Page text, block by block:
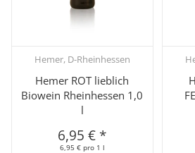
Hemer, D-Rheinhessen
Hemer ROT lieblich
Biowein Rheinhessen 1,0
l
6,95 € *
6,95 € pro 1 l